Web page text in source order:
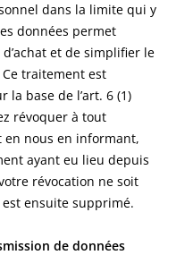
dans la limite qui y
données permet
et de simplifier le
traitement est
la base de l’art. 6 (1)
révoquer à tout
en nous en informant,
ayant eu lieu depuis
révocation ne soit
ensuite supprimé.
de données